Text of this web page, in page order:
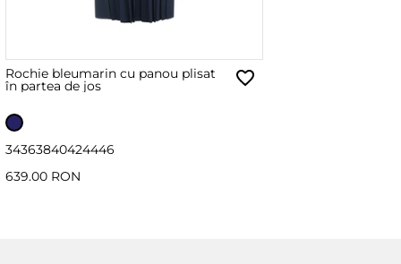
Rochie bleumarin cu panou plisat
în partea de jos
34363840424446
639.00 RON